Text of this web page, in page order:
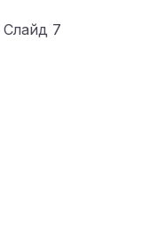
Слайд 7